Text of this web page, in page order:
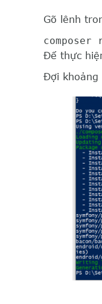
Gõ lênh
Để thực
Đợi khoảng